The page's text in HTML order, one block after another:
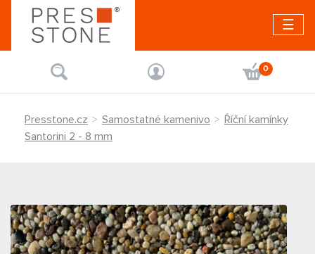
☰
0
Presstone.cz Samostatné kamenivo
Říční kamínky
Santorini 2 - 8 mm